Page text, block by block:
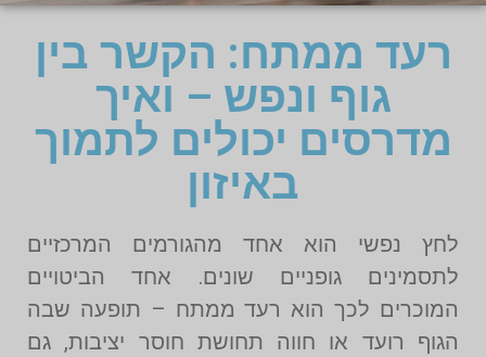
רעד ממתח: הקשר בין
גוף ונפש – ואיך
מדרסים יכולים לתמוך
באיזון
לחץ נפשי הוא אחד מהגורמים המרכזיים
לתסמינים גופניים שונים. אחד הביטויים
המוכרים לכך הוא רעד ממתח – תופעה שבה
הגוף רועד או חווה תחושת חוסר יציבות, גם